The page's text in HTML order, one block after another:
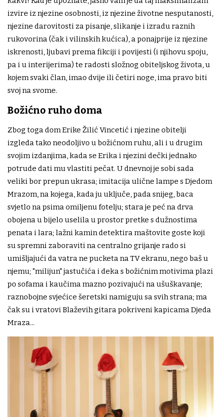
izvire iz njezine osobnosti, iz njezine životne nesputanosti,
njezine darovitosti za pisanje, slikanje i izradu raznih
rukovorina (čak i vilinskih kućica), a ponajprije iz njezine
iskrenosti, ljubavi prema fikciji i povijesti (i njihovu spoju,
pa i u interijerima) te radosti složnog obiteljskog života, u
kojem svaki član, imao dvije ili četiri noge, ima pravo biti
svoj na svome.
Božićno ruho doma
Zbog toga dom Erike Žilić Vincetić i njezine obitelji
izgleda tako neodoljivo u božićnom ruhu, ali i u drugim
svojim izdanjima, kada se Erika i njezini dečki jednako
potrude dati mu vlastiti pečat. U dnevnoj je sobi sada
veliki bor prepun ukrasa; imitacija ulične lampe s Djedom
Mrazom, na kojega, kada ju uključe, pada snijeg, baca
svjetlo na psima omiljenu fotelju; stara je peć na drva
obojena u bijelo uselila u prostor pretke s dužnostima
penata i lara; lažni kamin detektira maštovite goste koji
su spremni zaboraviti na centralno grijanje rado si
umišljajući da vatra ne pucketa na TV ekranu, nego baš u
njemu; "milijun" jastučića i deka s božićnim motivima plazi
po sofama i kaučima mazno pozivajući na ušuškavanje;
raznobojne svjećice šeretski namiguju sa svih strana; ma
čak su i vratovi Blaževih gitara pokriveni kapicama Djeda
Mraza...